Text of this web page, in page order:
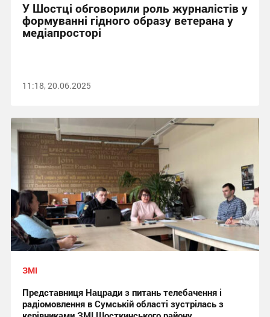
У Шостці обговорили роль журналістів у
формуванні гідного образу ветерана у
медіапросторі
11:18, 20.06.2025
ЗМІ
Представниця Нацради з питань телебачення і
радіомовлення в Сумській області зустрілась з